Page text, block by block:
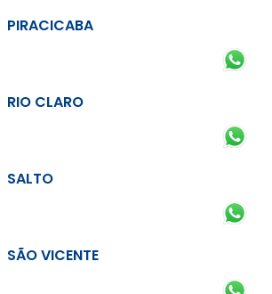
PIRACICABA
RIO CLARO
SALTO
SÃO VICENTE